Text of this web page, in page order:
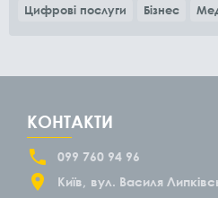
Цифрові послуги
Бізнес
КОНТАКТИ
099 760 94 96
Київ
вул. Василя